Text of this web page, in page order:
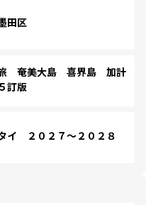
田区
奄美大島 喜界島 加計
訂版
２０２７～２０２８